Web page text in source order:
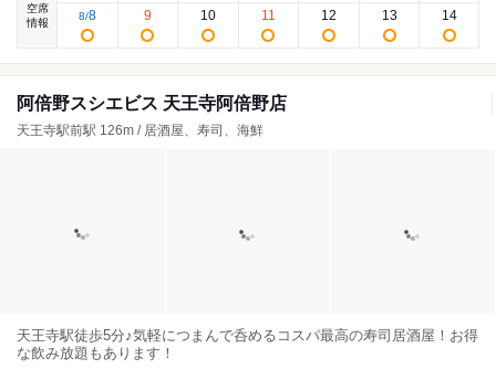
空席
情報
8/8 9 10 11 12 13 14
阿倍野スシエビス 天王寺阿倍野店
天王寺駅前駅 126m / 居酒屋、寿司、海鮮
天王寺駅徒歩5分♪気軽につまんで呑めるコスパ最高の寿司居酒屋！お得
な飲み放題もあります！